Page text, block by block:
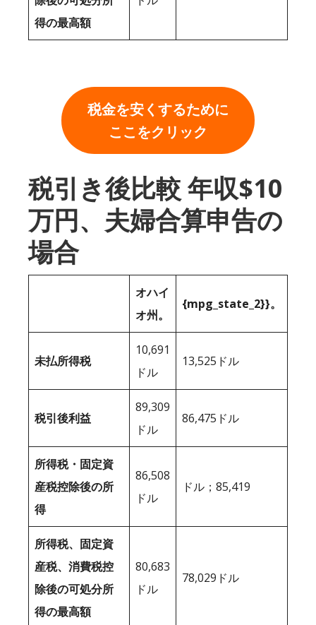
得の最高額
税金を安くするために
ここをクリック
税引き後比較 年収$10
万円、夫婦合算申告の
場合
オハイ
オ州。
{mpg_state_2}}。
未払所得税
10,691
ドル
13,525ドル
税引後利益
89,309
ドル
86,475ドル
所得税・固定資
産税控除後の所
得
86,508
ドル
ドル；85,419
所得税、固定資
産税、消費税控
除後の可処分所
得の最高額
80,683
ドル
78,029ドル